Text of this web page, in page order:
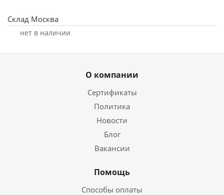
Склад Москва
Нет в наличии
О компании
Сертификаты
Политика
Новости
Блог
Вакансии
Помощь
Способы оплаты